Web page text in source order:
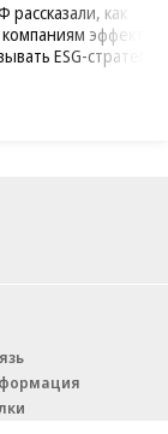
как
ESG-стратегию